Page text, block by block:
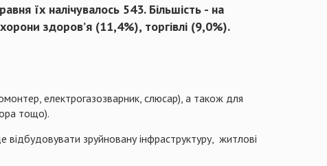
їх налічувалось 543. Більшість - на
здоров’я (11,4%), торгівлі (9,0%).
електрогазозварник, слюсар), а також для
тощо).
відбудовувати зруйновану інфраструктуру, житлові